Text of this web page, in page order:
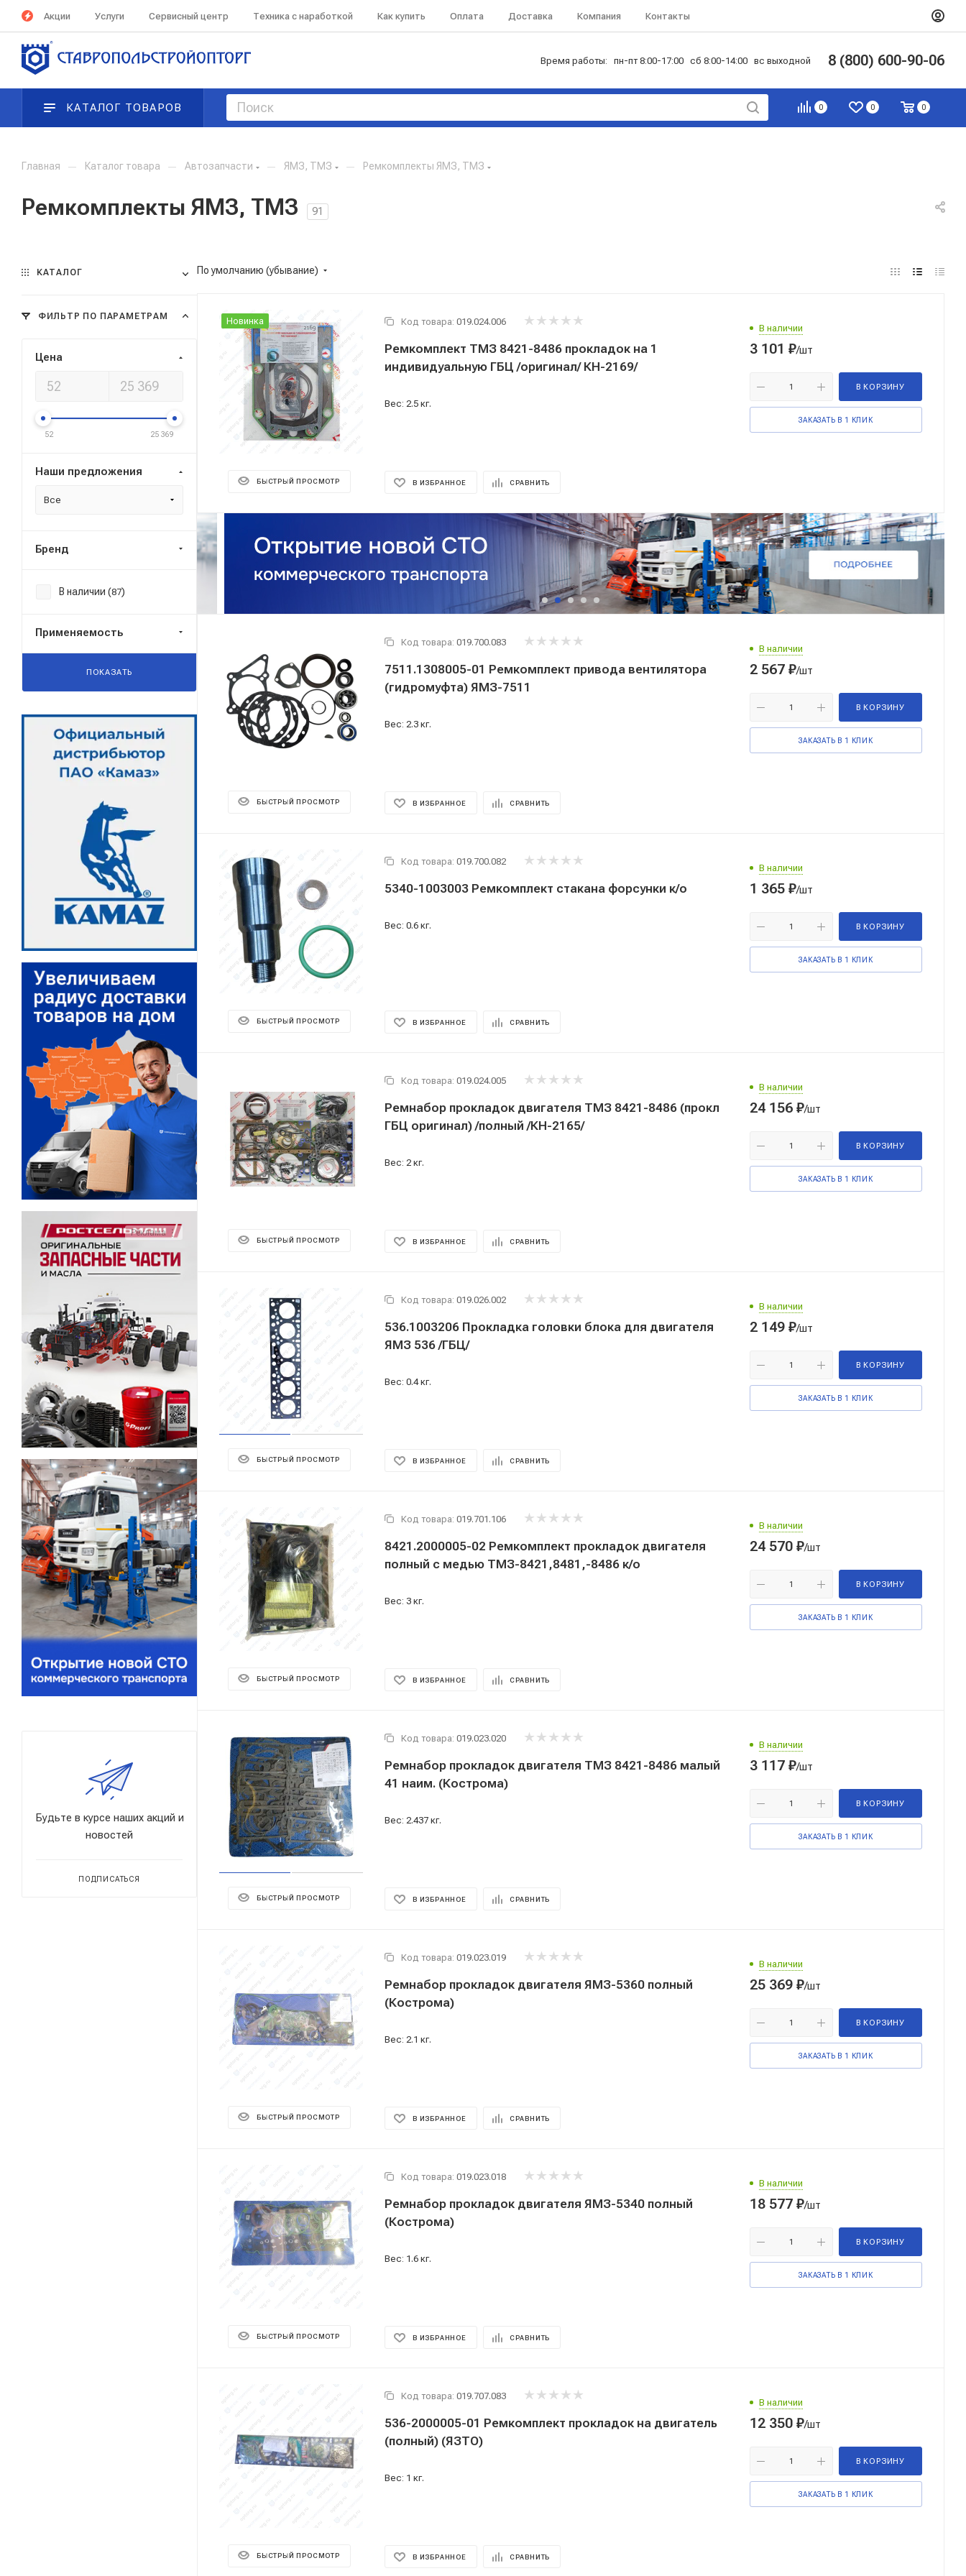
Акции Услуги Сервисный центр Техника с наработкой Как купить Оплата Доставка Компания Контакты
Время работы: пн-пт 8:00-17:00 сб 8:00-14:00 вс выходной 8 (800) 600-90-06
0 0 0
КАТАЛОГ ТОВАРОВ
Главная — Каталог товара — Автозапчасти — ЯМЗ, ТМЗ — Ремкомплекты ЯМЗ, ТМЗ
Ремкомплекты ЯМЗ, ТМЗ 91
По умолчанию (убывание)
Новинка
БЫСТРЫЙ ПРОСМОТР
Код товара: 019.024.006
Ремкомплект ТМЗ 8421-8486 прокладок на 1
индивидуальную ГБЦ /оригинал/ КН-2169/
Вес: 2.5 кг.
В ИЗБРАННОЕ СРАВНИТЬ
В наличии
3 101 ₽/шт
В КОРЗИНУ
ЗАКАЗАТЬ В 1 КЛИК
БЫСТРЫЙ ПРОСМОТР
Код товара: 019.700.083
7511.1308005-01 Ремкомплект привода вентилятора
(гидромуфта) ЯМЗ-7511
Вес: 2.3 кг.
В ИЗБРАННОЕ СРАВНИТЬ
В наличии
2 567 ₽/шт
В КОРЗИНУ
ЗАКАЗАТЬ В 1 КЛИК
БЫСТРЫЙ ПРОСМОТР
Код товара: 019.700.082
5340-1003003 Ремкомплект стакана форсунки к/о
Вес: 0.6 кг.
В ИЗБРАННОЕ СРАВНИТЬ
В наличии
1 365 ₽/шт
В КОРЗИНУ
ЗАКАЗАТЬ В 1 КЛИК
БЫСТРЫЙ ПРОСМОТР
Код товара: 019.024.005
Ремнабор прокладок двигателя ТМЗ 8421-8486 (прокл
ГБЦ оригинал) /полный /КН-2165/
Вес: 2 кг.
В ИЗБРАННОЕ СРАВНИТЬ
В наличии
24 156 ₽/шт
В КОРЗИНУ
ЗАКАЗАТЬ В 1 КЛИК
БЫСТРЫЙ ПРОСМОТР
Код товара: 019.026.002
536.1003206 Прокладка головки блока для двигателя
ЯМЗ 536 /ГБЦ/
Вес: 0.4 кг.
В ИЗБРАННОЕ СРАВНИТЬ
В наличии
2 149 ₽/шт
В КОРЗИНУ
ЗАКАЗАТЬ В 1 КЛИК
БЫСТРЫЙ ПРОСМОТР
Код товара: 019.701.106
8421.2000005-02 Ремкомплект прокладок двигателя
полный с медью ТМЗ-8421,8481,-8486 к/о
Вес: 3 кг.
В ИЗБРАННОЕ СРАВНИТЬ
В наличии
24 570 ₽/шт
В КОРЗИНУ
ЗАКАЗАТЬ В 1 КЛИК
БЫСТРЫЙ ПРОСМОТР
Код товара: 019.023.020
Ремнабор прокладок двигателя ТМЗ 8421-8486 малый
41 наим. (Кострома)
Вес: 2.437 кг.
В ИЗБРАННОЕ СРАВНИТЬ
В наличии
3 117 ₽/шт
В КОРЗИНУ
ЗАКАЗАТЬ В 1 КЛИК
БЫСТРЫЙ ПРОСМОТР
Код товара: 019.023.019
Ремнабор прокладок двигателя ЯМЗ-5360 полный
(Кострома)
Вес: 2.1 кг.
В ИЗБРАННОЕ СРАВНИТЬ
В наличии
25 369 ₽/шт
В КОРЗИНУ
ЗАКАЗАТЬ В 1 КЛИК
БЫСТРЫЙ ПРОСМОТР
Код товара: 019.023.018
Ремнабор прокладок двигателя ЯМЗ-5340 полный
(Кострома)
Вес: 1.6 кг.
В ИЗБРАННОЕ СРАВНИТЬ
В наличии
18 577 ₽/шт
В КОРЗИНУ
ЗАКАЗАТЬ В 1 КЛИК
БЫСТРЫЙ ПРОСМОТР
Код товара: 019.707.083
536-2000005-01 Ремкомплект прокладок на двигатель
(полный) (ЯЗТО)
Вес: 1 кг.
В ИЗБРАННОЕ СРАВНИТЬ
В наличии
12 350 ₽/шт
В КОРЗИНУ
ЗАКАЗАТЬ В 1 КЛИК
КАТАЛОГ
ФИЛЬТР ПО ПАРАМЕТРАМ
Цена
52 25 369
Наши предложения
Все
Бренд
В наличии (87)
Применяемость
ПОКАЗАТЬ
Реклама ⋮
Будьте в курсе наших акций и
новостей
ПОДПИСАТЬСЯ